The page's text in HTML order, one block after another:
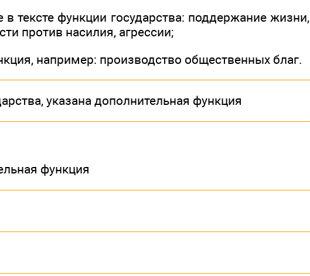
тексте функции государства: поддержание жизни,
против насилия, агрессии;
например: производство общественных благ.
указана дополнительная функция
функция